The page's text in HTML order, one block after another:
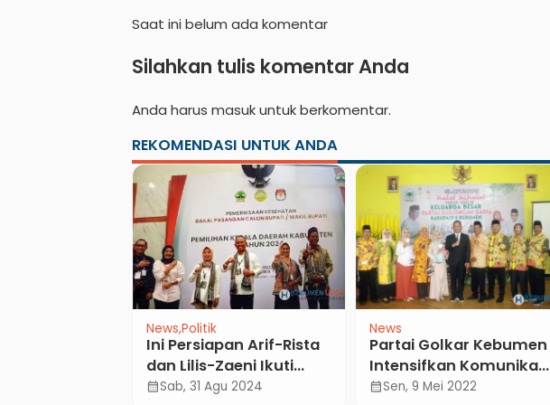
Saat ini belum ada komentar
Silahkan tulis komentar Anda
Anda harus masukuntuk berkomentar.
REKOMENDASI UNTUK ANDA
News Politik
Ini Persiapan Arif-Rista
dan Lilis-Zaeni Ikuti
Pemeriksaan
calendar_monthSab, 31 Agu 2024
News
Partai Golkar Kebumen
Intensifkan Komunikasi
Politik Jaring Calon
calendar_monthSen, 9 Mei 2022